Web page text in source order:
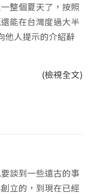
整個夏天了，按照
能在台灣度過大半
他人提示的介紹辭
(檢視全文)
談到一些遠古的事
立的，到現在已經